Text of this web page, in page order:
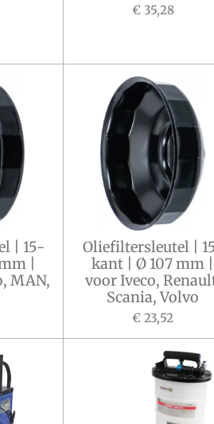
€ 35,28
| 15-
|
MAN,
Oliefiltersleutel |
kant | Ø 107 mm |
voor Iveco,
Scania, Volvo
€ 23,52